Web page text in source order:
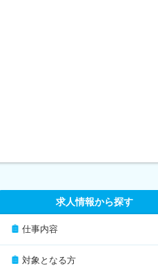
求人情報から探す
仕事内容
対象となる方